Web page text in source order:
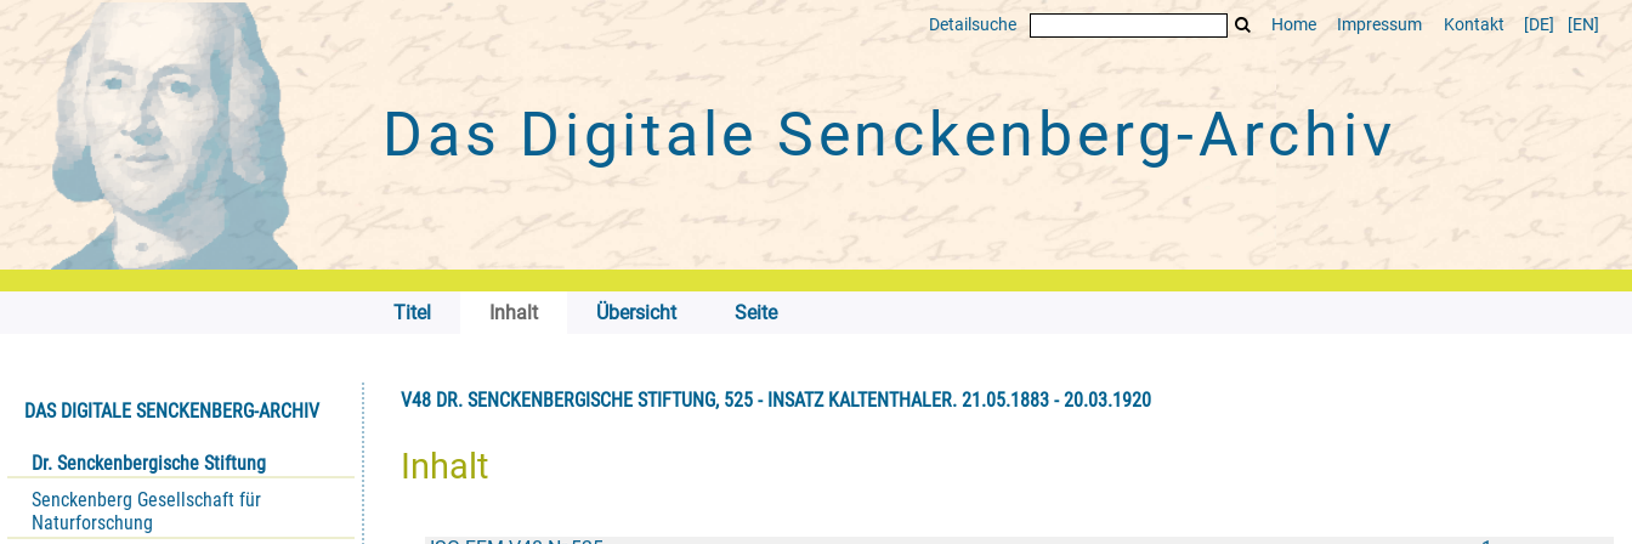
Detailsuche Home Impressum Kontakt [DE] [EN]
Das Digitale Senckenberg-Archiv
Titel Inhalt Übersicht Seite
DAS DIGITALE SENCKENBERG-ARCHIV
Dr. Senckenbergische Stiftung
Senckenberg Gesellschaft für
Naturforschung
V48 DR. SENCKENBERGISCHE STIFTUNG, 525 - INSATZ KALTENTHALER. 21.05.1883 - 20.03.1920
Inhalt